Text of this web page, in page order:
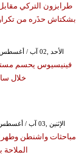
طرابزون التركي
بشكتاش حذَره من
GMT 18:31 2026 الأحد ,02 آب / أغسطس
فينيسيوس يحسم
خلال
GMT 14:35 2026 الإثنين ,03 آب / أغسطس
مباحثات واشنطن
الملاحة